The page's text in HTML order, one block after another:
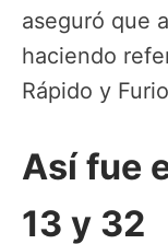
aseguró que
haciendo
Rápido y
Así fue
13 y 32